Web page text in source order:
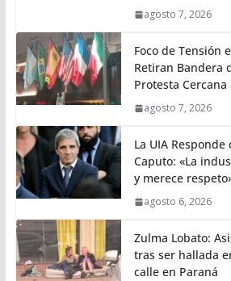
agosto 7, 2026
Foco de Tensión
Retiran Bandera
Protesta Cercana
agosto 7, 2026
La UIA
Caputo: «La
y merece
agosto 6, 2026
Zulma Lobato:
tras ser hallada
calle en Paraná